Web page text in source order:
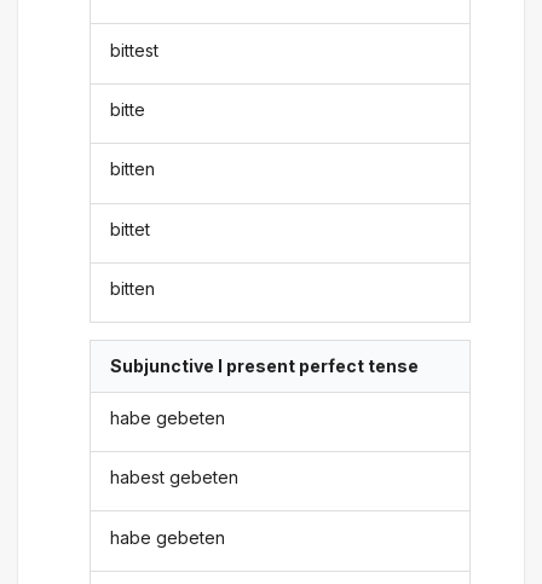
bittest
bitte
bitten
bittet
bitten
Subjunctive I present perfect tense
habe gebeten
habest gebeten
habe gebeten